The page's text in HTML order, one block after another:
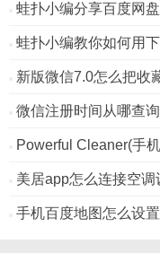
蛙扑小编分享百度网
蛙扑小编教你如何用
新版微信7.0怎么把收
微信注册时间从哪查询
Powerful Cleaner(手
美居app怎么连接空调
手机百度地图怎么设